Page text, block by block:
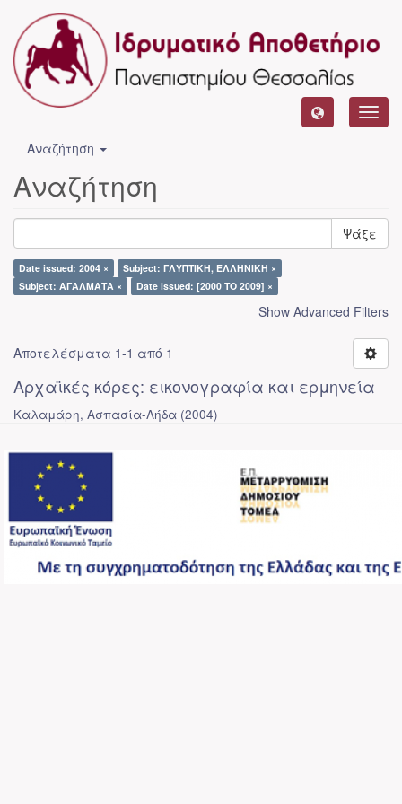
Αναζήτηση
Αναζήτηση
Ψάξε
Date issued: 2004 ×
Subject: ΓΛΥΠΤΙΚΗ, ΕΛΛΗΝΙΚΗ ×
Subject: ΑΓΑΛΜΑΤΑ ×
Date issued: [2000 TO 2009] ×
Show Advanced Filters
Αποτελέσματα 1-1 από 1
Αρχαϊκές κόρες: εικονογραφία και ερμηνεία
Καλαμάρη, Ασπασία-Λήδα (2004)